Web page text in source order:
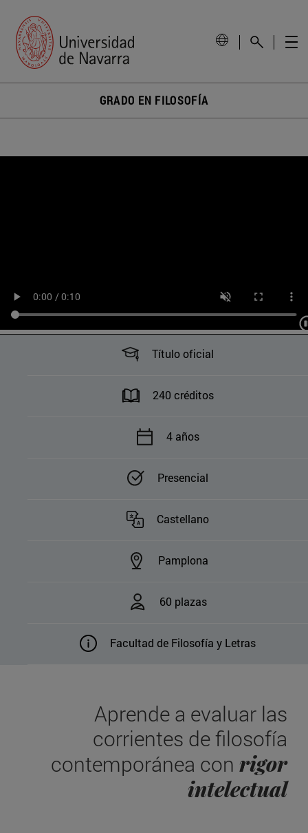
GRADO EN FILOSOFÍA
Título oficial
240 créditos
4 años
Presencial
Castellano
Pamplona
60 plazas
Facultad de Filosofía y Letras
Aprende a evaluar las
corrientes de filosofía
contemporánea con rigor
intelectual